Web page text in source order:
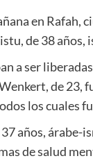
en Rafah,
de 38 años,
a ser
de
los cuales
años,
de salud